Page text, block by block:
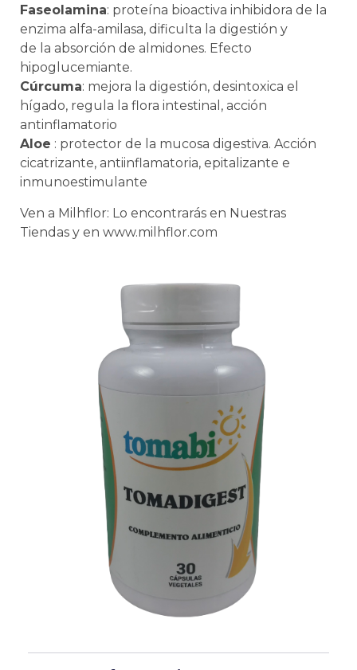
Faseolamina: proteína bioactiva inhibidora de la
enzima alfa-amilasa, dificulta la digestión y
de la absorción de almidones. Efecto
hipoglucemiante.
Cúrcuma: mejora la digestión, desintoxica el
hígado, regula la flora intestinal, acción
antinflamatorio
Aloe : protector de la mucosa digestiva. Acción
cicatrizante, antiinflamatoria, epitalizante e
inmunoestimulante
Ven a Milhflor: Lo encontrarás en Nuestras
Tiendas y en www.milhflor.com